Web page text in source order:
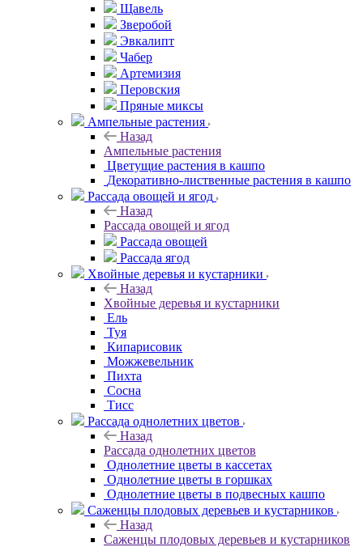
Щавель
Зверобой
Эвкалипт
Чабер
Артемизия
Перовския
Пряные миксы
Ампельные растения
Назад
Ампельные растения
Цветущие растения в кашпо
Декоративно-лиственные растения в кашпо
Рассада овощей и ягод
Назад
Рассада овощей и ягод
Рассада овощей
Рассада ягод
Хвойные деревья и кустарники
Назад
Хвойные деревья и кустарники
Ель
Туя
Кипарисовик
Можжевельник
Пихта
Сосна
Тисc
Рассада однолетних цветов
Назад
Рассада однолетних цветов
Однолетние цветы в кассетах
Однолетние цветы в горшках
Однолетние цветы в подвесных кашпо
Саженцы плодовых деревьев и кустарников
Назад
Саженцы плодовых деревьев и кустарников